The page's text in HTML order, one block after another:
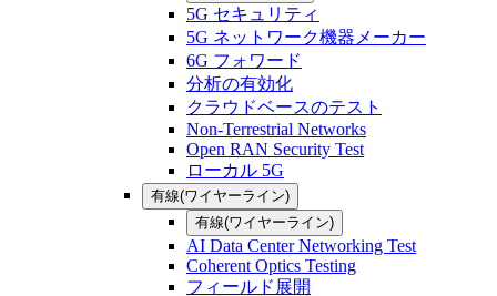
5G セキュリティ
5G ネットワーク機器メーカー
6G フォワード
分析の有効化
クラウドベースのテスト
Non-Terrestrial Networks
Open RAN Security Test
ローカル 5G
有線(ワイヤーライン)
有線(ワイヤーライン)
AI Data Center Networking Test
Coherent Optics Testing
フィールド展開